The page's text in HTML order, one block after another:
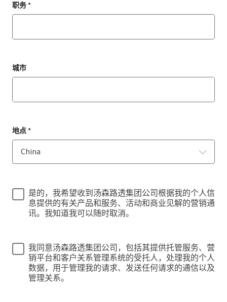
职务 *
城市
地点 *
是的，我希望收到汤森路透集团公司根据我的个人信
息提供的有关产品和服务、活动和商业见解的营销通
讯。我知道我可以随时取消。
我同意汤森路透集团公司，包括其提供托管服务、营
销平台和客户关系管理系统的受托人，处理我的个人
数据，用于管理我的请求、发送任何请求的通信以及
管理关系。